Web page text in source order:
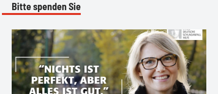
Bitte spenden Sie